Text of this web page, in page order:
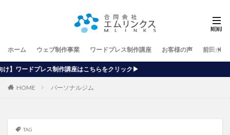
ホーム ウェブ制作事業 ワードプレス制作講座 お客様の声 前田が行
座はこちらをクリック▶
HOME パーソナルジム
TAG